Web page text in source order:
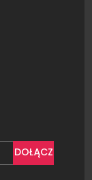
DOŁĄCZ